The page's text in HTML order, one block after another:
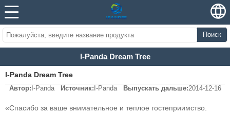
Поиск
I-Panda Dream Tree
I-Panda Dream Tree
Автор: I-Panda Источник: I-Panda Выпускать дальше:2014-12-16
«Спасибо за ваше внимательное и теплое гостеприимство.